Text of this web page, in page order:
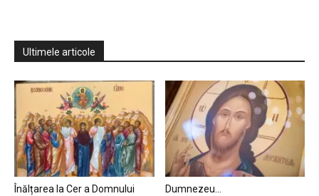
Ultimele articole
Înălțarea la Cer a Domnului
Dumnezeu…